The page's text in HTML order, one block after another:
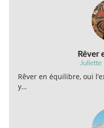
Rêver
Juliette
Rêver en équilibre, oui
y…